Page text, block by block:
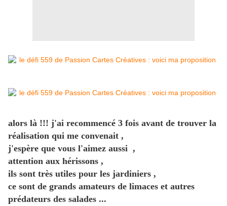
alors là !!! j'ai recommencé 3 fois avant de trouver la
réalisation qui me convenait ,
j'espère que vous l'aimez aussi ,
attention aux hérissons ,
ils sont très utiles pour les jardiniers ,
ce sont de grands amateurs de limaces et autres
prédateurs des salades ...